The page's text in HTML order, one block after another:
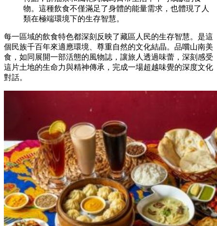
物。這種飲食不僅滿足了身體的能量需求，也體現了人
類在極端環境下的生存智慧。
每一區域的飲食特色都深刻反映了藏區人民的生存智慧。是這
個民族千百年來適應環境、尊重自然的文化結晶。品嚐山南美
食，如同展開一部活態的風物誌，讓旅人透過味蕾，深刻感受
這片土地的生命力與精神傳承，完成一場超越味覺的深度文化
對話。